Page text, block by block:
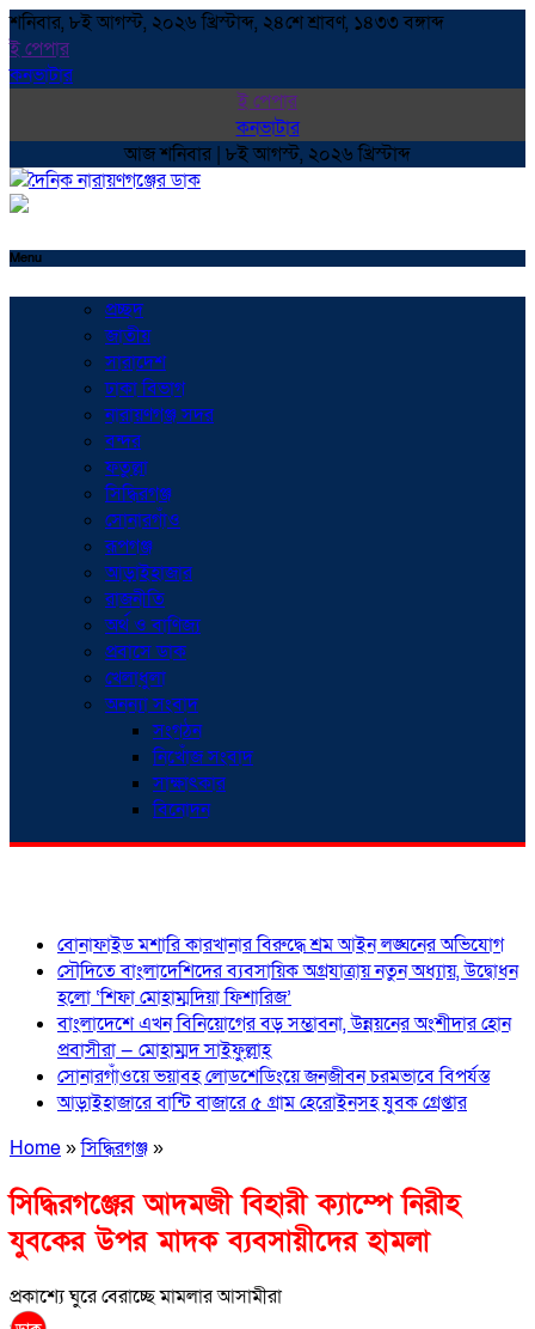
শনিবার, ৮ই আগস্ট, ২০২৬ খ্রিস্টাব্দ, ২৪শে শ্রাবণ, ১৪৩৩ বঙ্গাব্দ
ই পেপার
কনভাটার
ই পেপার
কনভাটার
আজ শনিবার | ৮ই আগস্ট, ২০২৬ খ্রিস্টাব্দ
Menu
প্রচ্ছদ
জাতীয়
সারাদেশ
ঢাকা বিভাগ
নারায়ণগঞ্জ সদর
বন্দর
ফতুল্লা
সিদ্ধিরগঞ্জ
সোনারগাঁও
রূপগঞ্জ
আড়াইহাজার
রাজনীতি
অর্থ ও বাণিজ্য
প্রবাসে ডাক
খেলাধুলা
অনন্যা সংবাদ
সংগঠন
নিখোঁজ সংবাদ
সাক্ষাৎকার
বিনোদন
বোনাফাইড মশারি কারখানার বিরুদ্ধে শ্রম আইন লঙ্ঘনের অভিযোগ
সৌদিতে বাংলাদেশিদের ব্যবসায়িক অগ্রযাত্রায় নতুন অধ্যায়, উদ্বোধন
হলো ‘শিফা মোহাম্মদিয়া ফিশারিজ’
বাংলাদেশে এখন বিনিয়োগের বড় সম্ভাবনা, উন্নয়নের অংশীদার হোন
প্রবাসীরা — মোহাম্মদ সাইফুল্লাহ্
সোনারগাঁওয়ে ভয়াবহ লোডশেডিংয়ে জনজীবন চরমভাবে বিপর্যস্ত
আড়াইহাজারে বান্টি বাজারে ৫ গ্রাম হেরোইনসহ যুবক গ্রেপ্তার
Home»সিদ্ধিরগঞ্জ»
সিদ্ধিরগঞ্জের আদমজী বিহারী ক্যাম্পে নিরীহ
যুবকের উপর মাদক ব্যবসায়ীদের হামলা
প্রকাশ্যে ঘুরে বেরাচ্ছে মামলার আসামীরা